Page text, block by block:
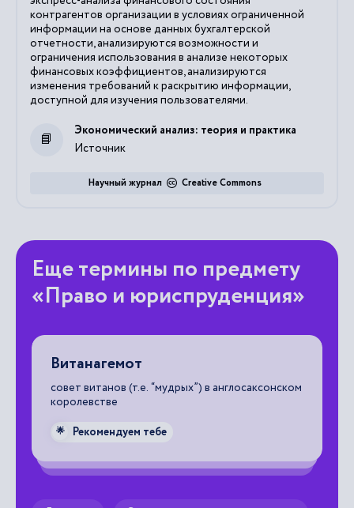
контрагентов организации в условиях ограниченной
информации на основе данных бухгалтерской
отчетности, анализируются возможности и
ограничения использования в анализе некоторых
финансовых коэффициентов, анализируются
изменения требований к раскрытию информации,
доступной для изучения пользователями.
Источник
Экономический анализ: теория и практика
Creative Commons
Научный журнал
Еще термины по предмету
«Право и юриспруденция»
Витанагемот
совет витанов (т.е. “мудрых”) в англосаксонском
королевстве
🌟 Рекомендуем тебе